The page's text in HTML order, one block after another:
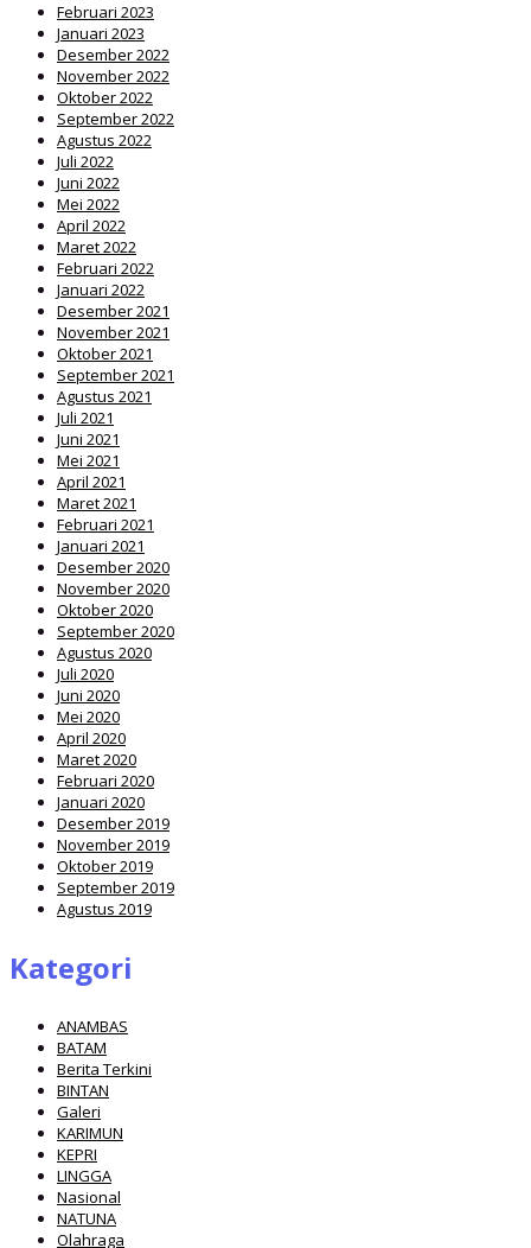
Februari 2023
Januari 2023
Desember 2022
November 2022
Oktober 2022
September 2022
Agustus 2022
Juli 2022
Juni 2022
Mei 2022
April 2022
Maret 2022
Februari 2022
Januari 2022
Desember 2021
November 2021
Oktober 2021
September 2021
Agustus 2021
Juli 2021
Juni 2021
Mei 2021
April 2021
Maret 2021
Februari 2021
Januari 2021
Desember 2020
November 2020
Oktober 2020
September 2020
Agustus 2020
Juli 2020
Juni 2020
Mei 2020
April 2020
Maret 2020
Februari 2020
Januari 2020
Desember 2019
November 2019
Oktober 2019
September 2019
Agustus 2019
Kategori
ANAMBAS
BATAM
Berita Terkini
BINTAN
Galeri
KARIMUN
KEPRI
LINGGA
Nasional
NATUNA
Olahraga